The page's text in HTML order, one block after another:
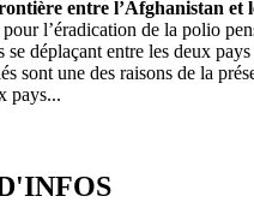
entre l’Afghanistan et
l’éradication de la polio
se déplaçant entre les deux
sont une des raisons de la
pays...